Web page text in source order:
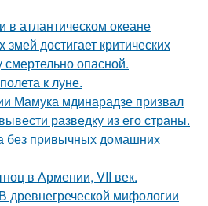
в атлантическом океане
достигает критических
смертельно опасной.
к луне.
Мамука мдинарадзе призвал
разведку из его страны.
без привычных домашних
в Армении, VII век.
мифологии